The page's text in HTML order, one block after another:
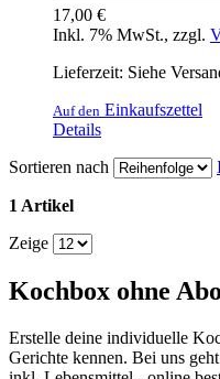
17,00 €
Inkl. 7% MwSt., zzgl.
Lieferzeit: Siehe
Auf den Einkaufszettel
Details
Sortieren nach
1 Artikel
Zeige
Kochbox ohne
Erstelle deine individuelle
Gerichte kennen. Bei uns